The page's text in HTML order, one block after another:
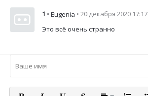
1 • Eugenia • 20 декабря 2020 17:17
Это всё очень странно